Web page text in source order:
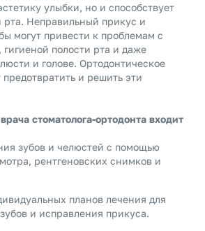
улыбки, но и способствует
рта. Неправильный прикус и
могут привести к проблемам с
полости рта и даже
и голове. Ортодонтическое
предотвратить и решить эти
стоматолога-ортодонта входит
зубов и челюстей с помощью
рентгеновских снимков и
планов лечения для
и исправления прикуса.